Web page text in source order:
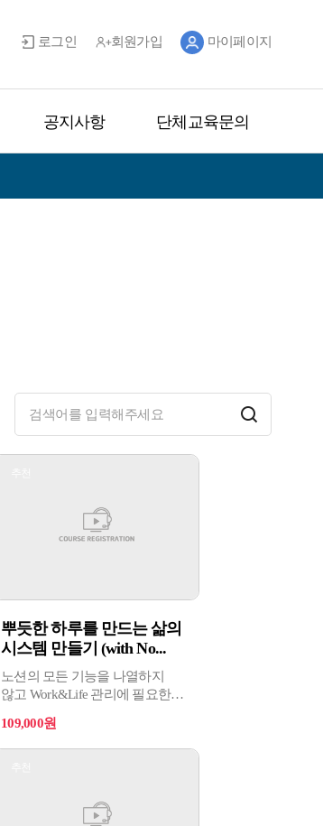
로그인 회원가입 마이페이지
공지사항 단체교육문의
뿌듯한 하루를 만드는 삶의
시스템 만들기 (with No...
노션의 모든 기능을 나열하지
않고 Work&Life 관리에 필요한
차근차근 따라 하다 보면 어느새
내가 원하는 대로 노션을
109,000원